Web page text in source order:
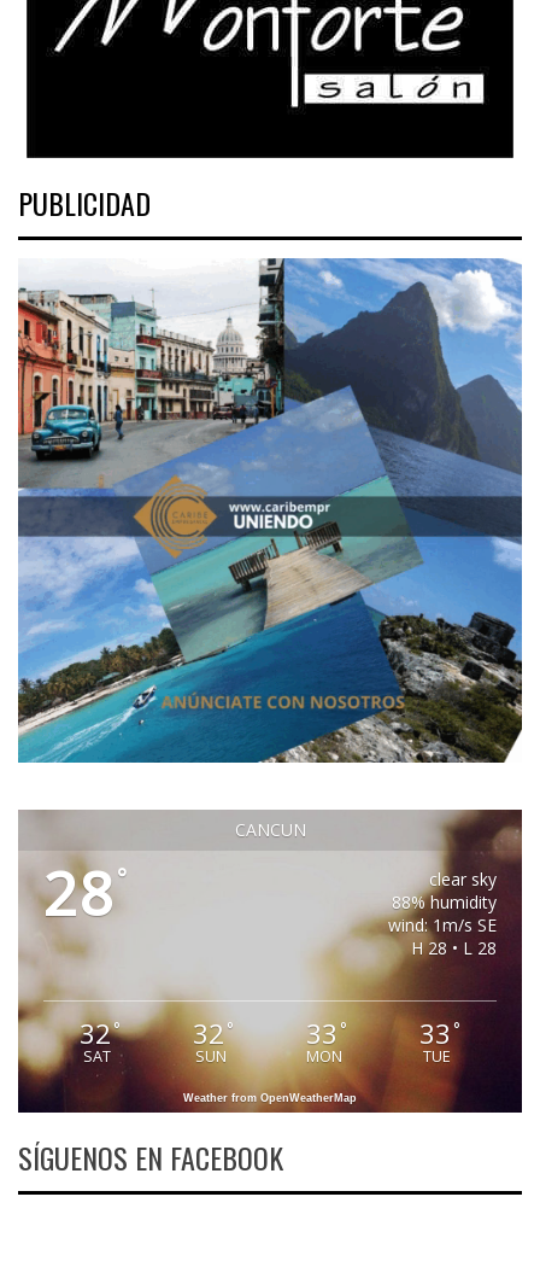
PUBLICIDAD
CANCUN
28°
clear sky
88% humidity
wind: 1m/s SE
H 28 • L 28
32°
SAT
32°
SUN
33 °
MON
33°
TUE
Weather from OpenWeatherMap
SÍGUENOS EN FACEBOOK